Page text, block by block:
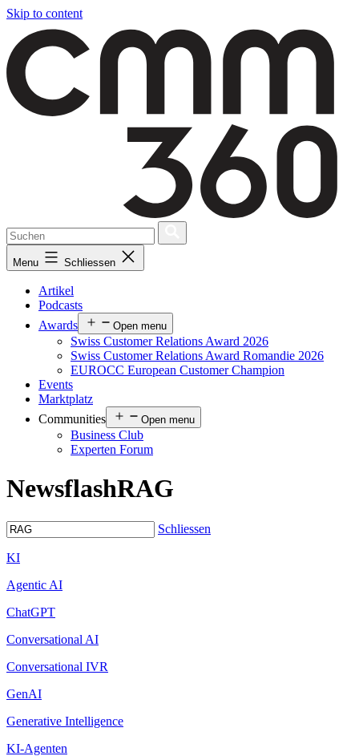
Skip to content
Menu Schliessen
Artikel
Podcasts
Awards
Open menu
Swiss Customer Relations Award 2026
Swiss Customer Relations Award Romandie 2026
EUROCC European Customer Champion
Events
Marktplatz
Communities
Open menu
Business Club
Experten Forum
NewsflashRAG
Schliessen
KI
Agentic AI
ChatGPT
Conversational AI
Conversational IVR
GenAI
Generative Intelligence
KI-Agenten